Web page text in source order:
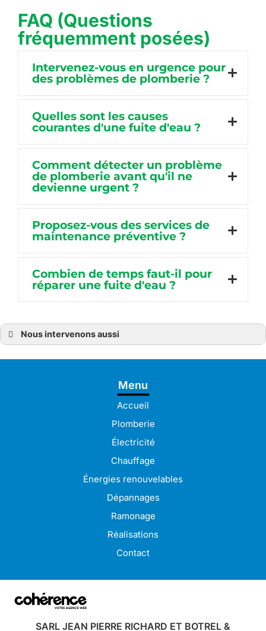
FAQ (Questions
fréquemment posées)
Intervenez-vous en urgence pour
des problèmes de plomberie ?
Quelles sont les causes
courantes d'une fuite d'eau ?
Comment détecter un problème
de plomberie avant qu'il ne
devienne urgent ?
Proposez-vous des services de
maintenance préventive ?
Combien de temps faut-il pour
réparer une fuite d'eau ?
Nous intervenons aussi
Plombier à Binic-Étables-sur-Mer
Menu
Accueil
Plomberie
Électricité
Chauffage
Énergies renouvelables
Dépannages
Ramonage
Réalisations
Contact
SARL JEAN PIERRE RICHARD ET BOTREL &